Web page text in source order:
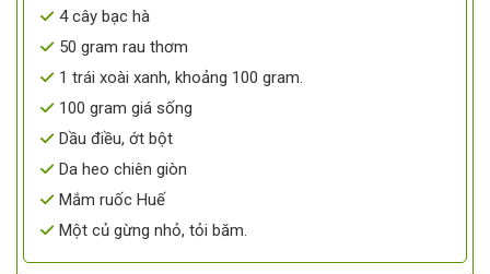
4 cây bạc hà
50 gram rau thơm
1 trái xoài xanh, khoảng 100 gram.
100 gram giá sống
Dầu điều, ớt bột
Da heo chiên giòn
Mắm ruốc Huế
Một củ gừng nhỏ, tỏi băm.